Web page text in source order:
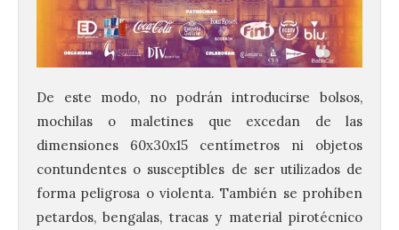
De este modo, no podrán introducirse bolsos,
mochilas o maletines que excedan de las
dimensiones 60x30x15 centímetros ni objetos
contundentes o susceptibles de ser utilizados de
forma peligrosa o violenta. También se prohíben
petardos, bengalas, tracas y material pirotécnico